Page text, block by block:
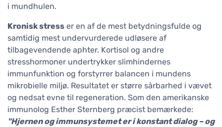
i mundhulen.
Kronisk stress er en af de mest betydningsfulde og
samtidig mest undervurderede udløsere af
tilbagevendende aphter. Kortisol og andre
stresshormoner undertrykker slimhindernes
immunfunktion og forstyrrer balancen i mundens
mikrobielle miljø. Resultatet er større sårbarhed i vævet
og nedsat evne til regeneration. Som den amerikanske
immunolog Esther Sternberg præcist bemærkede:
"Hjernen og immunsystemet er i konstant dialog – og